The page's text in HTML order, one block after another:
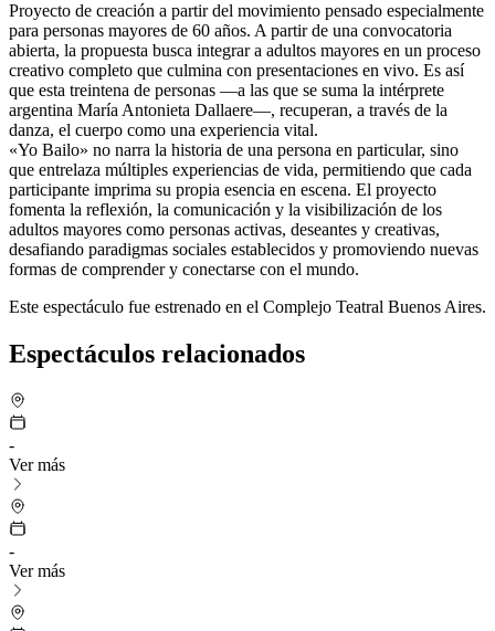
Proyecto de creación a partir del movimiento pensado especialmente
para personas mayores de 60 años. A partir de una convocatoria
abierta, la propuesta busca integrar a adultos mayores en un proceso
creativo completo que culmina con presentaciones en vivo. Es así
que esta treintena de personas —a las que se suma la intérprete
argentina María Antonieta Dallaere—, recuperan, a través de la
danza, el cuerpo como una experiencia vital.
«Yo Bailo» no narra la historia de una persona en particular, sino
que entrelaza múltiples experiencias de vida, permitiendo que cada
participante imprima su propia esencia en escena. El proyecto
fomenta la reflexión, la comunicación y la visibilización de los
adultos mayores como personas activas, deseantes y creativas,
desafiando paradigmas sociales establecidos y promoviendo nuevas
formas de comprender y conectarse con el mundo.
Este espectáculo fue estrenado en el Complejo Teatral Buenos Aires.
Espectáculos relacionados
-
Ver más
-
Ver más